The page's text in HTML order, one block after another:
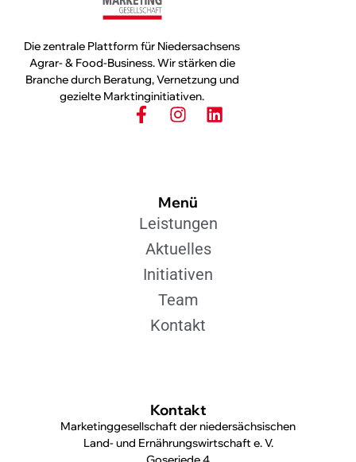
Die zentrale Plattform für Niedersachsens
Agrar- & Food-Business. Wir stärken die
Branche durch Beratung, Vernetzung und
gezielte Marktinginitiativen.
Kontakt
Marketinggesellschaft der niedersächsischen
Land- und Ernährungswirtschaft e. V.
Menü
Leistungen
Aktuelles
Initiativen
Team
Kontakt